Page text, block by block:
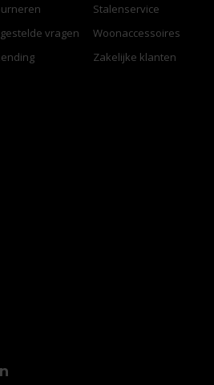
vragen
Stalenservice
Woonaccessoires
Zakelijke klanten